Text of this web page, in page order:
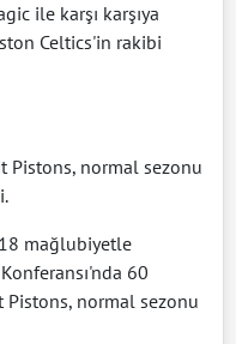
ile karşı karşıya
Celtics'in rakibi
Pistons, normal sezonu
mağlubiyetle
60
normal sezonu